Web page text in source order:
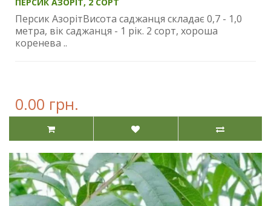
Персик АзорітВисота саджанця складає 0,7 - 1,0
метра, вік саджанця - 1 рік. 2 сорт, хороша
коренева ..
0.00 грн.